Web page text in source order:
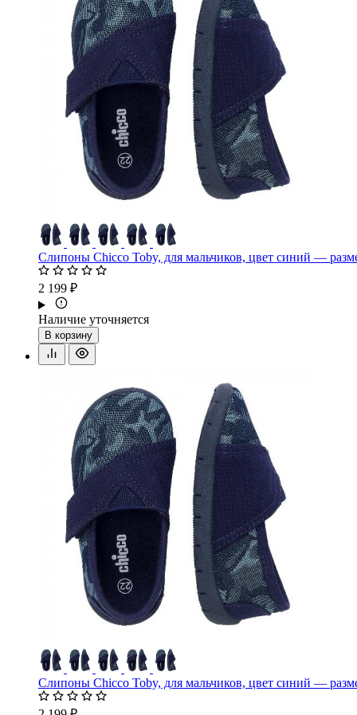
Слипоны Chicco Toby, для мальчиков, цвет синий —
2 199 ₽
Наличие уточняется
В корзину
Слипоны Chicco Toby, для мальчиков, цвет синий —